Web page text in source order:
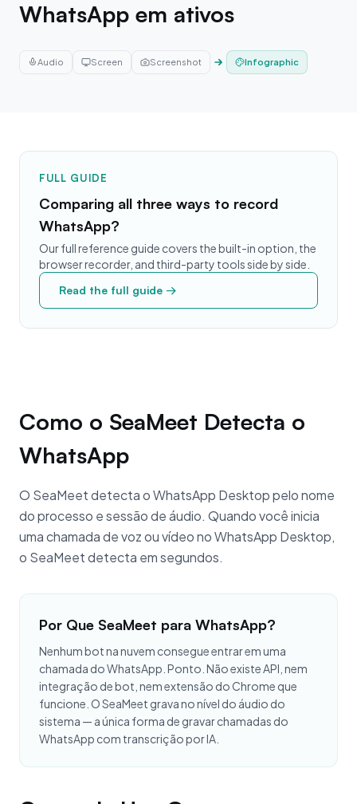
WhatsApp em ativos
Audio Screen Screenshot Infographic
FULL GUIDE
Comparing all three ways to record
WhatsApp?
Our full reference guide covers the built-in option, the
browser recorder, and third-party tools side by side.
Read the full guide →
Como o SeaMeet Detecta o
WhatsApp
O SeaMeet detecta o WhatsApp Desktop pelo nome
do processo e sessão de áudio. Quando você inicia
uma chamada de voz ou vídeo no WhatsApp Desktop,
o SeaMeet detecta em segundos.
Por Que SeaMeet para WhatsApp?
Nenhum bot na nuvem consegue entrar em uma
chamada do WhatsApp. Ponto. Não existe API, nem
integração de bot, nem extensão do Chrome que
funcione. O SeaMeet grava no nível do áudio do
sistema — a única forma de gravar chamadas do
WhatsApp com transcrição por IA.